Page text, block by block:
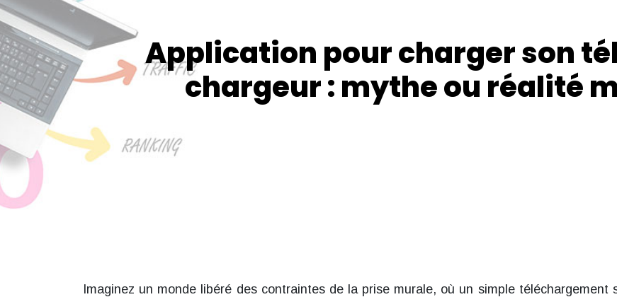
Application pour charger son
chargeur : mythe ou réalité
Imaginez un monde libéré des contraintes de la prise murale, où un simple téléchargement